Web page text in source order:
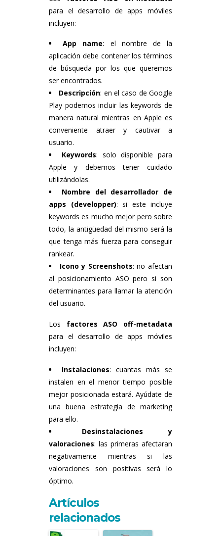
para el desarrollo de apps móviles
incluyen:
App name: el nombre de la
aplicación debe contener los términos
de búsqueda por los que queremos
ser encontrados.
Descripción: en el caso de Google
Play podemos incluir las keywords de
manera natural mientras en Apple es
conveniente atraer y cautivar a
usuario.
Keywords: solo disponible para
Apple y debemos tener cuidado
utilizándolas.
Nombre del desarrollador de
apps (developper): si este incluye
keywords es mucho mejor pero sobre
todo, la antigüedad del mismo será la
que tenga más fuerza para conseguir
rankear.
Icono y Screenshots: no afectan
al posicionamiento ASO pero si son
determinantes para llamar la atención
del usuario.
Los factores ASO off-metadata
para el desarrollo de apps móviles
incluyen:
Instalaciones: cuantas más se
instalen en el menor tiempo posible
mejor posicionada estará. Ayúdate de
una buena estrategia de marketing
para ello.
Desinstalaciones y
valoraciones: las primeras afectaran
negativamente mientras si las
valoraciones son positivas será lo
óptimo.
Artículos
relacionados